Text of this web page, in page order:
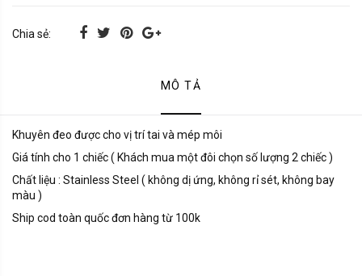
Chia sẻ:
MÔ TẢ
Khuyên đeo được cho vị trí tai và mép môi
Giá tính cho 1 chiếc ( Khách mua một đôi chọn số lượng 2 chiếc )
Chất liệu : Stainless Steel ( không dị ứng, không rỉ sét, không bay
màu )
Ship cod toàn quốc đơn hàng từ 100k